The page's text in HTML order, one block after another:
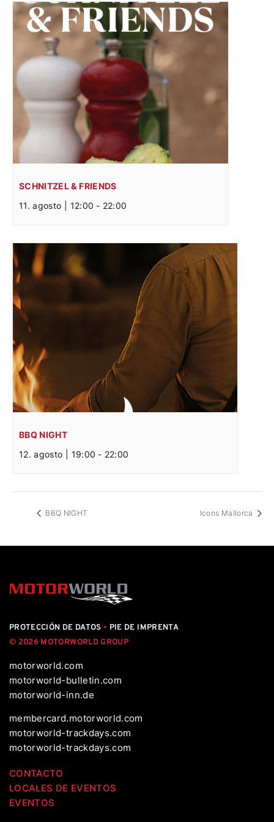
SCHNITZEL & FRIENDS
11. agosto | 12:00 - 22:00
BBQ NIGHT
12. agosto | 19:00 - 22:00
BBQ NIGHT Icons Mallorca
PROTECCIÓN DE DATOS • PIE DE IMPRENTA
© 2026 MOTORWORLD GROUP
motorworld.com
motorworld-bulletin.com
motorworld-inn.de
membercard.motorworld.com
motorworld-trackdays.com
motorworld-trackdays.com
CONTACTO
LOCALES DE EVENTOS
EVENTOS